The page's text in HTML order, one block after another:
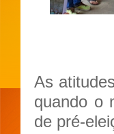
As
quando o
de pré-